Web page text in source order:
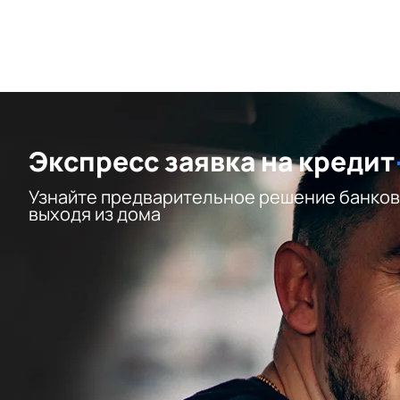
Экспресс заявка на кредит
Узнайте предварительное решение
выходя из дома